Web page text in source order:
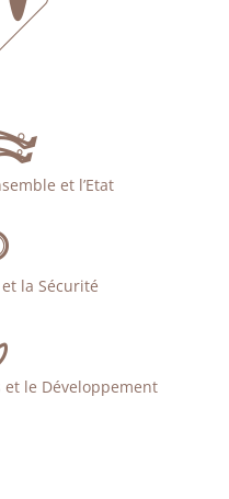
et l’Etat
la Sécurité
le Développement